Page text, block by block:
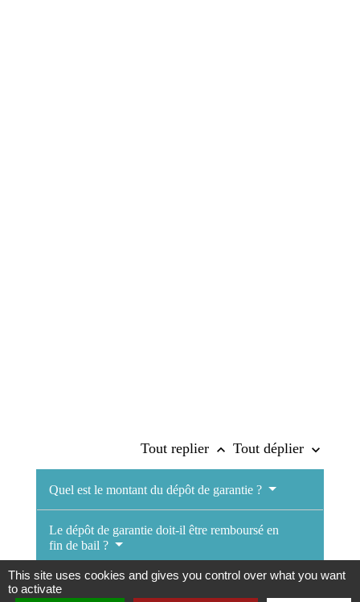
Tout replier keyboard_arrow_up Tout déplier keyboard_arrow_down
Quel est le montant du dépôt de garantie ?
Le dépôt de garantie doit-il être remboursé en
fin de bail ?
This site uses cookies and gives you control over what you want
to activate